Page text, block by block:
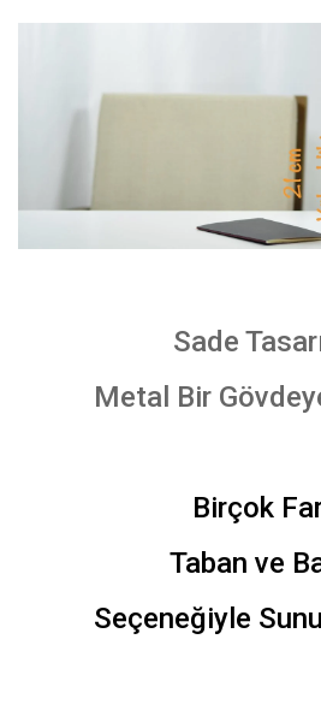
Sade
Metal Bir
Birçok
Taban ve
Seçeneğiyle